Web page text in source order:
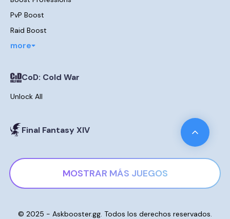
PvP Boost
Raid Boost
more
CoD: Cold War
Unlock All
Final Fantasy XIV
Destiny 2
MOSTRAR MÁS JUEGOS
© 2025 - Askbooster.gg. Todos los derechos reservados.